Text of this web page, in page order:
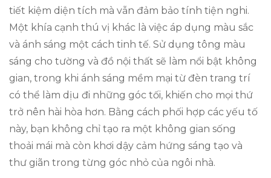
tiết kiệm diện tích mà vẫn đảm bảo tính tiện nghi.
Một khía cạnh thú vị khác là việc áp dụng màu sắc
và ánh sáng một cách tinh tế. Sử dụng tông màu
sáng cho tường và đồ nội thất sẽ làm nổi bật không
gian, trong khi ánh sáng mềm mại từ đèn trang trí
có thể làm dịu đi những góc tối, khiến cho mọi thứ
trở nên hài hòa hơn. Bằng cách phối hợp các yếu tố
này, bạn không chỉ tạo ra một không gian sống
thoải mái mà còn khơi dậy cảm hứng sáng tạo và
thư giãn trong từng góc nhỏ của ngôi nhà.